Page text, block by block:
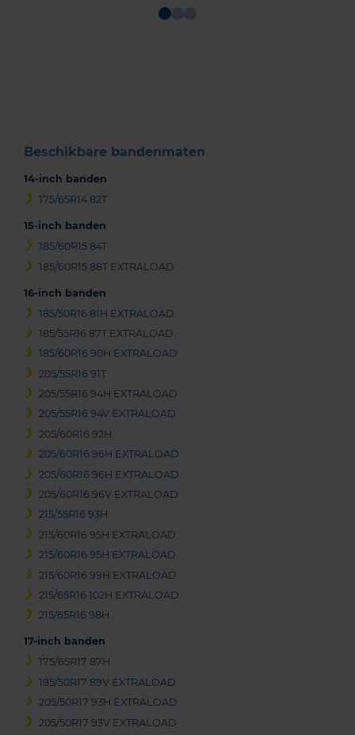
Beschikbare bandenmaten
14-inch banden
175/65R14 82T
15-inch banden
185/60R15 84T
185/60R15 88T EXTRALOAD
16-inch banden
185/50R16 81H EXTRALOAD
185/55R16 87T EXTRALOAD
185/60R16 90H EXTRALOAD
205/55R16 91T
205/55R16 94H EXTRALOAD
205/55R16 94V EXTRALOAD
205/60R16 92H
205/60R16 96H EXTRALOAD
205/60R16 96H EXTRALOAD
205/60R16 96V EXTRALOAD
215/55R16 93H
215/60R16 95H EXTRALOAD
215/60R16 95H EXTRALOAD
215/60R16 99H EXTRALOAD
215/65R16 102H EXTRALOAD
215/65R16 98H
17-inch banden
175/65R17 87H
195/50R17 89V EXTRALOAD
205/50R17 93H EXTRALOAD
205/50R17 93V EXTRALOAD